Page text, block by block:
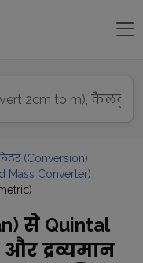
(Conversion)
Mass Converter)
से Quintal
द्रव्यमान